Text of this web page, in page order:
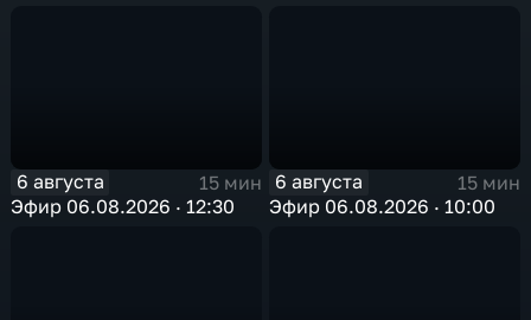
6 августа
15 мин
Эфир 06.08.2026 · 12:30
6 августа
15 мин
Эфир 06.08.2026 · 10:00